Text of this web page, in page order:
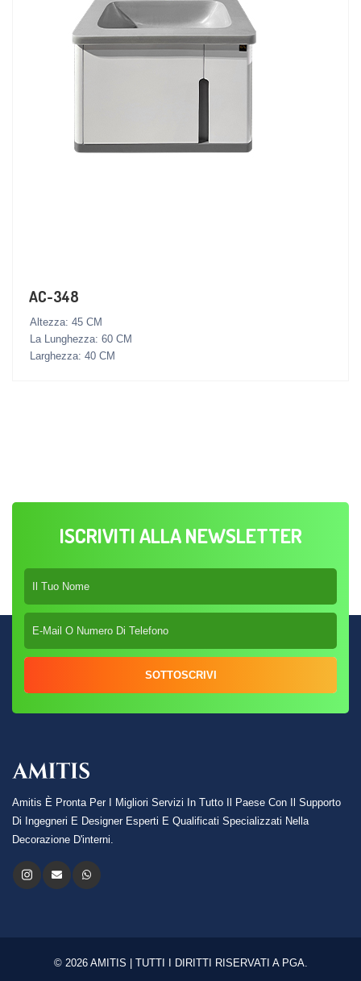
AC-348
Altezza: 45 CM
La Lunghezza: 60 CM
Larghezza: 40 CM
ISCRIVITI ALLA NEWSLETTER
SOTTOSCRIVI
Amitis È Pronta Per I Migliori Servizi In Tutto Il Paese Con Il Supporto
Di Ingegneri E Designer Esperti E Qualificati Specializzati Nella
Decorazione D'interni.
© 2026 AMITIS | TUTTI I DIRITTI RISERVATI A PGA.